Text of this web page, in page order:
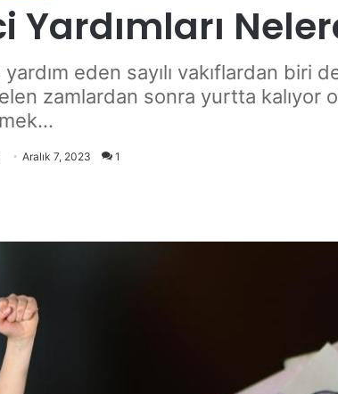
Yardımları
eden sayılı vakıflardan biri
zamlardan sonra yurtta kalıyor
Aralık 7, 2023 1